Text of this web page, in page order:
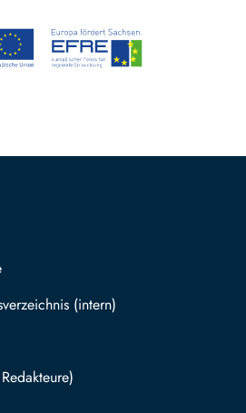
(intern)
anmelden